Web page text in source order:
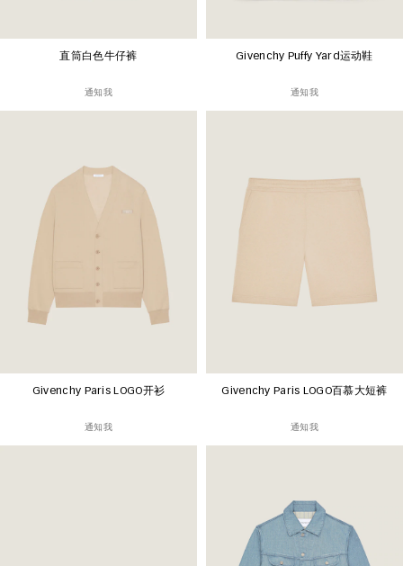
直筒白色牛仔裤
通知我
Givenchy Puffy Yard运动鞋
通知我
Givenchy Paris LOGO开衫
通知我
Givenchy Paris LOGO百慕大短裤
通知我